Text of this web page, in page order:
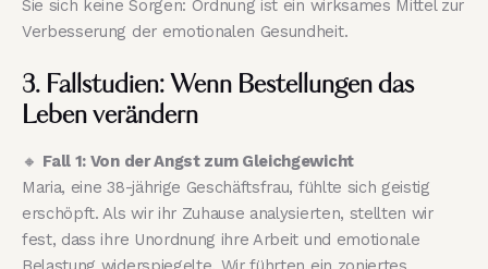
Sie sich keine Sorgen: Ordnung ist ein wirksames Mittel zur
Verbesserung der emotionalen Gesundheit.
3. Fallstudien: Wenn Bestellungen das
Leben verändern
🔸 Fall 1: Von der Angst zum Gleichgewicht
Maria, eine 38-jährige Geschäftsfrau, fühlte sich geistig
erschöpft. Als wir ihr Zuhause analysierten, stellten wir
fest, dass ihre Unordnung ihre Arbeit und emotionale